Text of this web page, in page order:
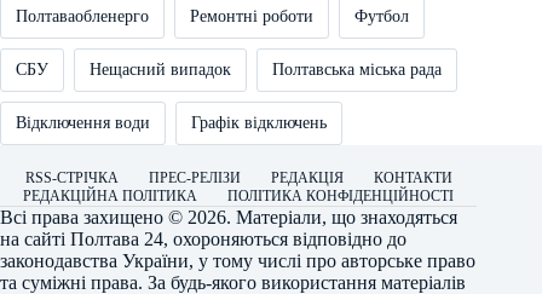
Полтаваобленерго Ремонтні роботи Футбол
СБУ Нещасний випадок Полтавська міська рада
Відключення води Графік відключень
RSS-СТРІЧКА ПРЕС-РЕЛІЗИ РЕДАКЦІЯ
КОНТАКТИ
РЕДАКЦІЙНА ПОЛІТИКА
ПОЛІТИКА КОНФІДЕНЦІЙНОСТІ
Всі права захищено © 2026. Матеріали, що знаходяться
на сайті Полтава 24, охороняються відповідно до
законодавства України, у тому числі про авторське право
та суміжні права. За будь-якого використання матеріалів